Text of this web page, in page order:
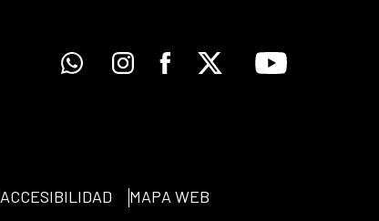
WhatsappInstagramFacebook
X Youtube
ACCESIBILIDAD MAPA WEB